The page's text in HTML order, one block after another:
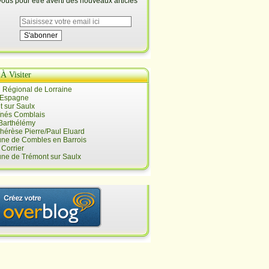
À Visiter
Régional de Lorraine
sur Saulx
Comblais
Pierre/Paul Eluard
de Combles en Barrois
de Trémont sur Saulx